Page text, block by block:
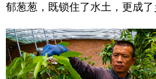
郁葱葱，既锁住了水土，更成了